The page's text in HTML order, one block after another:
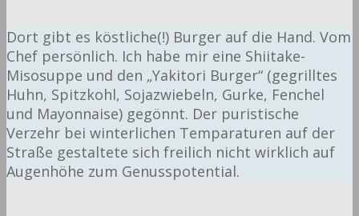
Dort gibt es köstliche(!) Burger auf die Hand. Vom
Chef persönlich. Ich habe mir eine Shiitake-
Misosuppe und den „Yakitori Burger“ (gegrilltes
Huhn, Spitzkohl, Sojazwiebeln, Gurke, Fenchel
und Mayonnaise) gegönnt. Der puristische
Verzehr bei winterlichen Temparaturen auf der
Straße gestaltete sich freilich nicht wirklich auf
Augenhöhe zum Genusspotential.